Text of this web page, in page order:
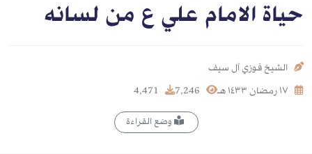
حياة الامام علي ع من لسانه
الشيخ فوزي آل سيف
وضع القراءة